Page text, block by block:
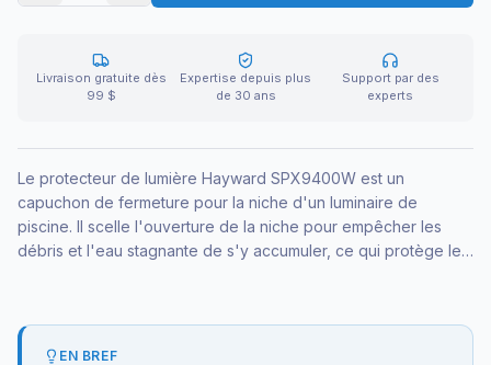
Livraison gratuite dès
99 $
Expertise depuis plus
de 30 ans
Support par des
experts
Le protecteur de lumière Hayward SPX9400W est un
capuchon de fermeture pour la niche d'un luminaire de
piscine. Il scelle l'ouverture de la niche pour empêcher les
débris et l'eau stagnante de s'y accumuler, ce qui protège le
EN BREF